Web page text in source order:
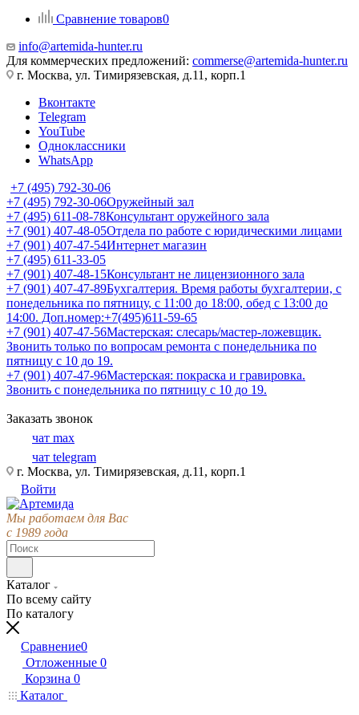
Сравнение товаров0
info@artemida-hunter.ru
Для коммерческих предложений: commerse@artemida-hunter.ru
г. Москва, ул. Тимирязевская, д.11, корп.1
Вконтакте
Telegram
YouTube
Одноклассники
WhatsApp
+7 (495) 792-30-06
+7 (495) 792-30-06Оружейный зал
+7 (495) 611-08-78Консультант оружейного зала
+7 (901) 407-48-05Отдела по работе с юридическими лицами
+7 (901) 407-47-54Интернет магазин
+7 (495) 611-33-05
+7 (901) 407-48-15Консультант не лицензионного зала
+7 (901) 407-47-89Бухгалтерия. Время работы бухгалтерии, с
понедельника по пятницу, с 11:00 до 18:00, обед с 13:00 до
14:00. Доп.номер:+7(495)611-59-65
+7 (901) 407-47-56Мастерская: слесарь/мастер-ложевщик.
Звонить только по вопросам ремонта с понедельника по
пятницу с 10 до 19.
+7 (901) 407-47-96Мастерская: покраска и гравировка.
Звонить с понедельника по пятницу с 10 до 19.
Заказать звонок
чат max
чат telegram
г. Москва, ул. Тимирязевская, д.11, корп.1
Войти
Мы работаем для Вас
с 1989 года
Каталог
По всему сайту
По каталогу
Сравнение0
Отложенные 0
Корзина 0
Каталог